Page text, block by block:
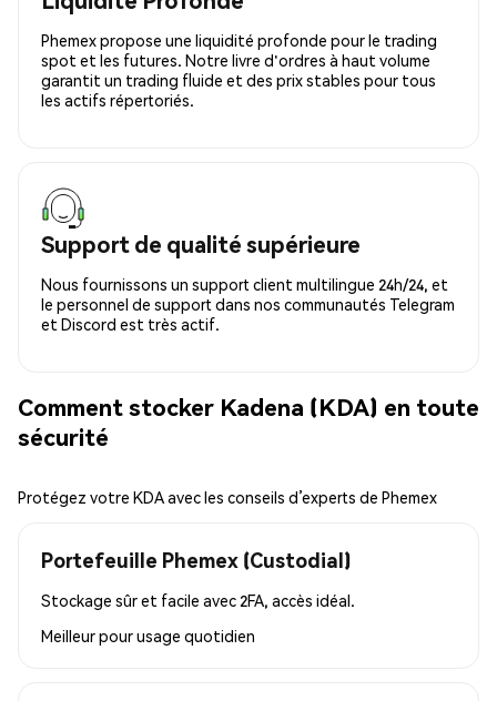
Phemex propose une liquidité profonde pour le trading
spot et les futures. Notre livre d'ordres à haut volume
garantit un trading fluide et des prix stables pour tous
les actifs répertoriés.
Support de qualité supérieure
Nous fournissons un support client multilingue 24h/24, et
le personnel de support dans nos communautés Telegram
et Discord est très actif.
Comment stocker Kadena (KDA) en toute
sécurité
Protégez votre KDA avec les conseils d’experts de Phemex
Portefeuille Phemex (Custodial)
Stockage sûr et facile avec 2FA, accès idéal.
Meilleur pourusage quotidien